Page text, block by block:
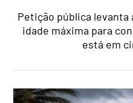
Petição pública
idade máxima para
está em